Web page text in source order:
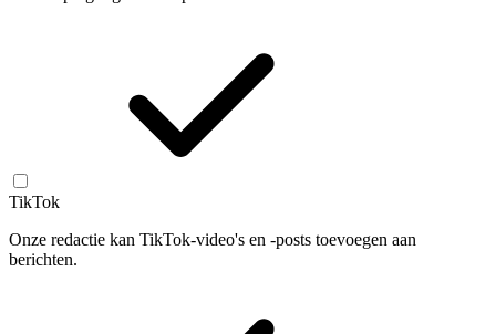
TikTok
Onze redactie kan TikTok-video's en -posts toevoegen aan
berichten.